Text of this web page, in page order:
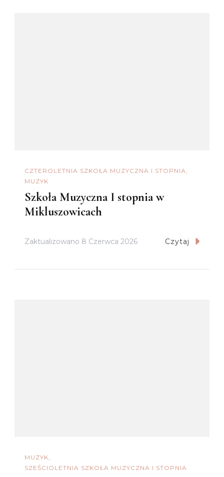
CZTEROLETNIA SZKOŁA MUZYCZNA I STOPNIA
MUZYK
Szkoła Muzyczna I stopnia w
Mikluszowicach
Zaktualizowano 8 Czerwca 2026 Czytaj
MUZYK
SZEŚCIOLETNIA SZKOŁA MUZYCZNA I STOPNIA